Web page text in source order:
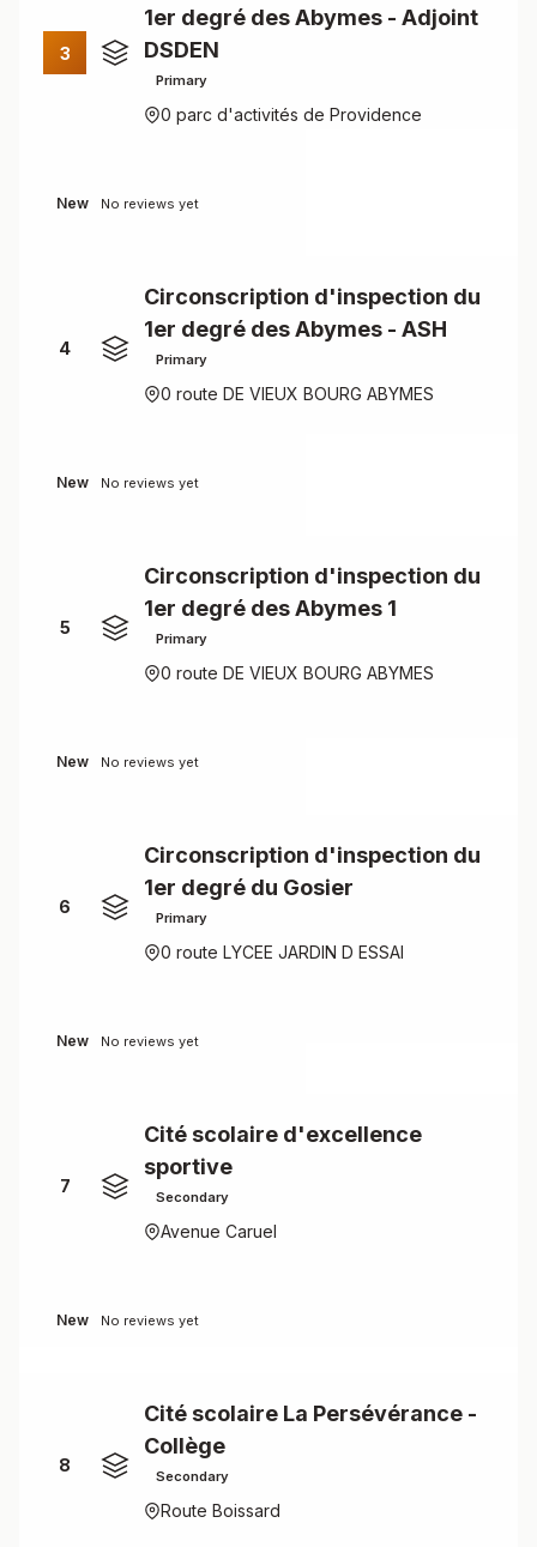
3
1er degré des Abymes - Adjoint
DSDEN
Primary
0 parc d'activités de Providence
New No reviews yet
4
Circonscription d'inspection du
1er degré des Abymes - ASH
Primary
0 route DE VIEUX BOURG ABYMES
New No reviews yet
5
Circonscription d'inspection du
1er degré des Abymes 1
Primary
0 route DE VIEUX BOURG ABYMES
New No reviews yet
6
Circonscription d'inspection du
1er degré du Gosier
Primary
0 route LYCEE JARDIN D ESSAI
New No reviews yet
7
Cité scolaire d'excellence
sportive
Secondary
Avenue Caruel
New No reviews yet
8
Cité scolaire La Persévérance -
Collège
Secondary
Route Boissard